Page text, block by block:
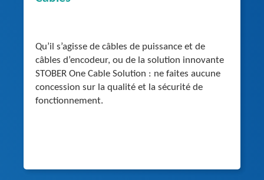
Qu’il s’agisse de câbles de puissance et de
câbles d’encodeur, ou de la solution innovante
STOBER One Cable Solution : ne faites aucune
concession sur la qualité et la sécurité de
fonctionnement.